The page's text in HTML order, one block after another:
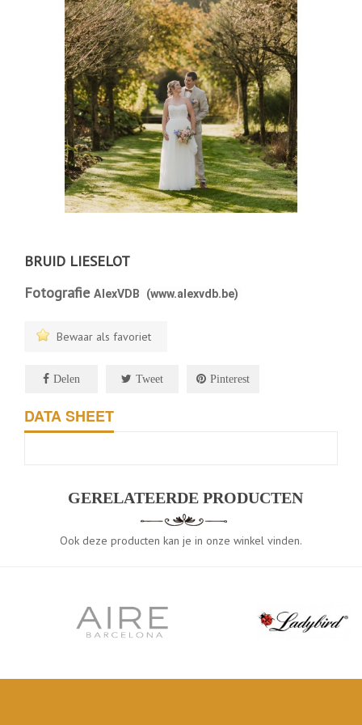
BRUID LIESELOT
Fotografie AlexVDB (www.alexvdb.be)
Bewaar als favoriet
Delen Tweet Pinterest
DATA SHEET
GERELATEERDE PRODUCTEN
Ook deze producten kan je in onze winkel vinden.